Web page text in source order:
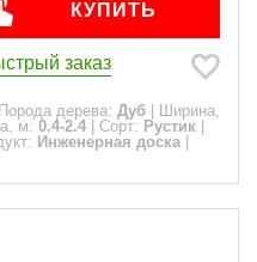
КУПИТЬ
заказ
Порода дерева: Дуб
Ширина,
м: 0.4-2.4 Сорт: Рустик
Инженерная доска